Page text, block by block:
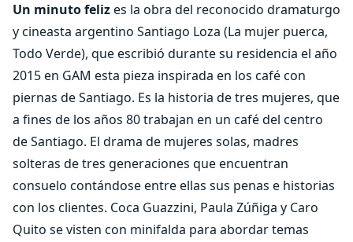
Un minuto felizes la obra del reconocido dramaturgo
y cineasta argentino Santiago Loza (La mujer puerca,
Todo Verde), que escribió durante su residencia el año
2015 en GAM esta pieza inspirada en los café con
piernas de Santiago. Es la historia de tres mujeres, que
a fines de los años 80 trabajan en un café del centro
de Santiago. El drama de mujeres solas, madres
solteras de tres generaciones que encuentran
consuelo contándose entre ellas sus penas e historias
con los clientes. Coca Guazzini, Paula Zúñiga y Caro
Quito se visten con minifalda para abordar temas